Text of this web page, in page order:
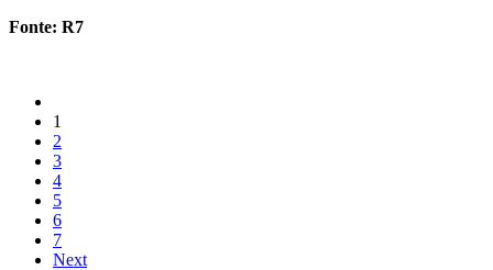
Fonte: R7
1
2
3
4
5
6
7
Next